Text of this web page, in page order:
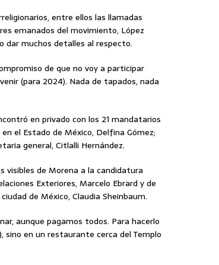
entre ellos las llamadas
emanados del movimiento, López
dar muchos detalles al respecto.
de que no voy a participar
(para 2024). Nada de tapados, nada
en privado con los 21 mandatarios
el Estado de México, Delfina Gómez;
general, Citlalli Hernández.
visibles de Morena a la candidatura
Exteriores, Marcelo Ebrard y de
de México, Claudia Sheinbaum.
aunque pagamos todos. Para hacerlo
sino en un restaurante cerca del Templo